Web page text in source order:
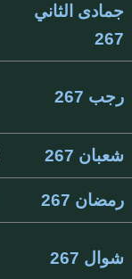
جمادى الثاني
267
رجب 267
شعبان 267
رمضان 267
شوال 267